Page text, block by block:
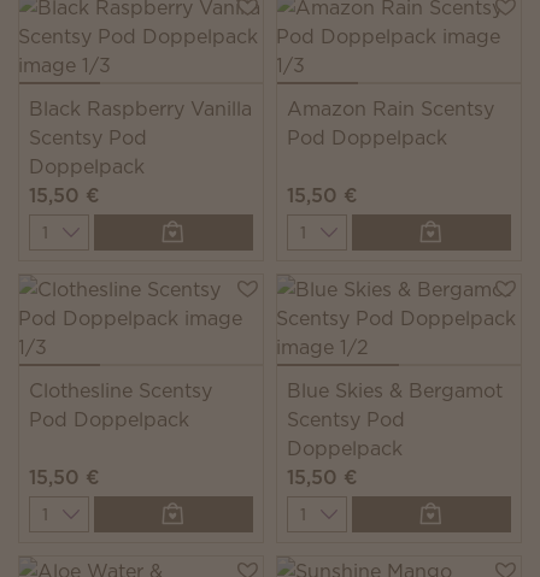
Black Raspberry Vanilla
Scentsy Pod
Doppelpack
15,50 €
Quantity
Amazon Rain Scentsy
Pod Doppelpack
15,50 €
Quantity
Clothesline Scentsy
Pod Doppelpack
15,50 €
Quantity
Blue Skies & Bergamot
Scentsy Pod
Doppelpack
15,50 €
Quantity